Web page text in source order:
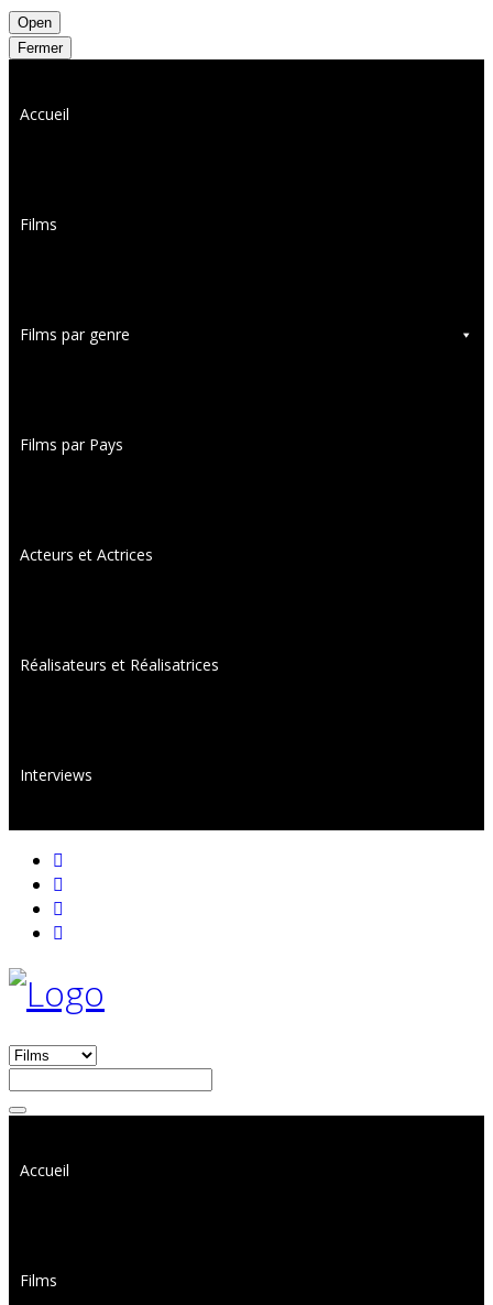
Open
Fermer
Accueil
Films
Films par genre
Films par Pays
Acteurs et Actrices
Réalisateurs et Réalisatrices
Interviews
Accueil
Films